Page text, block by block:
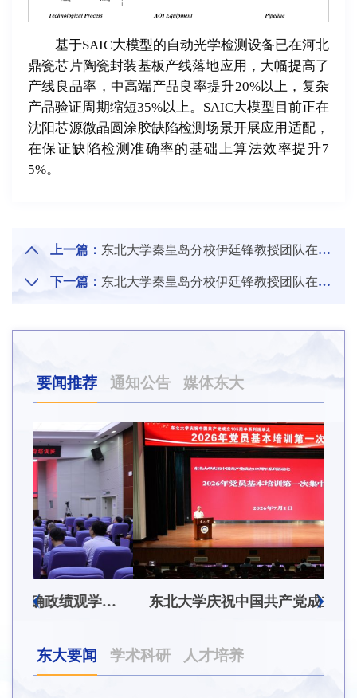
基于SAIC大模型的自动光学检测设备已在河北
鼎瓷芯片陶瓷封装基板产线落地应用，大幅提高了
产线良品率，中高端产品良率提升20%以上，复杂
产品验证周期缩短35%以上。SAIC大模型目前正在
沈阳芯源微晶圆涂胶缺陷检测场景开展应用适配，
在保证缺陷检测准确率的基础上算法效率提升7
5%。
上一篇： 东北大学秦皇岛分校伊廷锋教授团队在钠离子电池领域取得重要突破
下一篇： 东北大学秦皇岛分校伊廷锋教授团队在锌空气电池领域取得重要突破
要闻推荐 通知公告 媒体东大
东北大学庆祝中国共产党成立105周年系列活动之2026年党员基本培训第一次集中大课举行
东大要闻 学术科研 人才培养